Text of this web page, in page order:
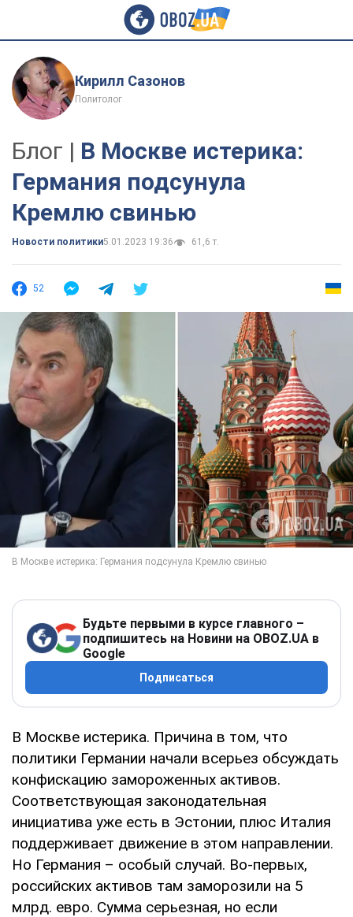
Кирилл Сазонов
Политолог
Блог | В Москве истерика:
Германия подсунула
Кремлю свинью
Новости политики5.01.2023 19:36 61,6 т.
52
Будьте первыми в курсе главного –
подпишитесь на Новини на OBOZ.UA в
Google
Подписаться
В Москве истерика. Причина в том, что
политики Германии начали всерьез обсуждать
конфискацию замороженных активов.
Соответствующая законодательная
инициатива уже есть в Эстонии, плюс Италия
поддерживает движение в этом направлении.
Но Германия – особый случай. Во-первых,
российских активов там заморозили на 5
млрд. евро. Сумма серьезная, но если